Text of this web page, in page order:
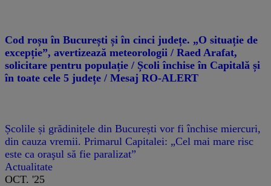
Cod roșu în București și în cinci județe. „O situație de
excepție”, avertizează meteorologii / Raed Arafat,
solicitare pentru populație / Școli închise în Capitală și
în toate cele 5 județe / Mesaj RO-ALERT
Școlile și grădinițele din București vor fi închise miercuri,
din cauza vremii. Primarul Capitalei: „Cel mai mare risc
este ca oraşul să fie paralizat”
Actualitate
OCT. '25